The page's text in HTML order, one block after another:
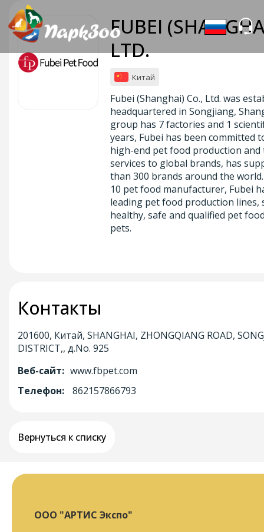
FUBEI
LTD.
Китай
Fubei (Shanghai) Co., Ltd. was
headquartered in Songjiang,
group has 7 factories and 1
years, Fubei has been committed
high-end pet food production and
services to global brands, has
than 300 brands around the
10 pet food manufacturer, Fubei
leading pet food production lines,
healthy, safe and qualified pet
pets.
Контакты
201600, Китай, SHANGHAI, ZHONGQIANG ROAD,
DISTRICT,, д.No. 925
Веб-сайт: www.fbpet.com
Телефон:
862157866793
Вернуться к списку
ООО "АРТИС Экспо"